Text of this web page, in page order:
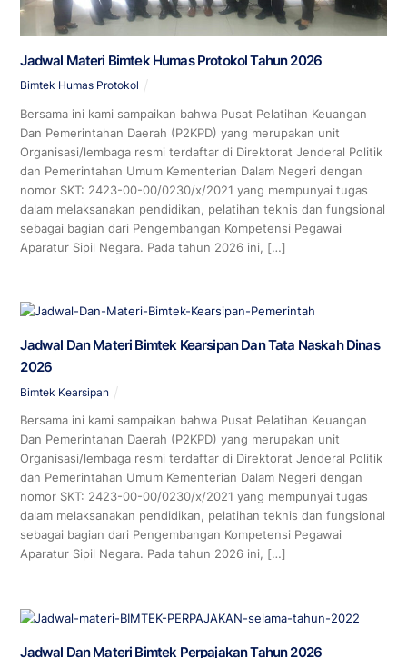
Jadwal Materi Bimtek Humas Protokol Tahun 2026
Bimtek Humas Protokol
Bersama ini kami sampaikan bahwa Pusat Pelatihan Keuangan
Dan Pemerintahan Daerah (P2KPD) yang merupakan unit
Organisasi/lembaga resmi terdaftar di Direktorat Jenderal Politik
dan Pemerintahan Umum Kementerian Dalam Negeri dengan
nomor SKT: 2423-00-00/0230/x/2021 yang mempunyai tugas
dalam melaksanakan pendidikan, pelatihan teknis dan fungsional
sebagai bagian dari Pengembangan Kompetensi Pegawai
Aparatur Sipil Negara. Pada tahun 2026 ini, […]
Jadwal Dan Materi Bimtek Kearsipan Dan Tata Naskah Dinas
2026
Bimtek Kearsipan
Bersama ini kami sampaikan bahwa Pusat Pelatihan Keuangan
Dan Pemerintahan Daerah (P2KPD) yang merupakan unit
Organisasi/lembaga resmi terdaftar di Direktorat Jenderal Politik
dan Pemerintahan Umum Kementerian Dalam Negeri dengan
nomor SKT: 2423-00-00/0230/x/2021 yang mempunyai tugas
dalam melaksanakan pendidikan, pelatihan teknis dan fungsional
sebagai bagian dari Pengembangan Kompetensi Pegawai
Aparatur Sipil Negara. Pada tahun 2026 ini, […]
Jadwal Dan Materi Bimtek Perpajakan Tahun 2026